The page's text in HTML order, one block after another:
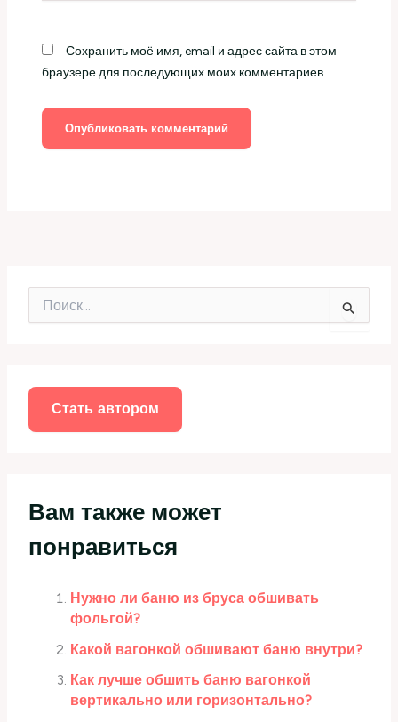
Сохранить моё имя, email и адрес сайта в этом
браузере для последующих моих комментариев.
Стать автором
Вам также может
понравиться
Нужно ли баню из бруса обшивать
фольгой?
Какой вагонкой обшивают баню внутри?
Как лучше обшить баню вагонкой
вертикально или горизонтально?